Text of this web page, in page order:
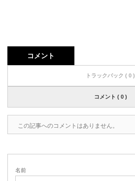
コメント
トラックバック ( 0 )
コメント ( 0 )
この記事へのコメントはありません。
名前